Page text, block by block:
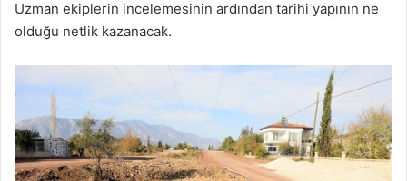
Uzman ekiplerin incelemesinin ardından tarihi yapının ne
olduğu netlik kazanacak.